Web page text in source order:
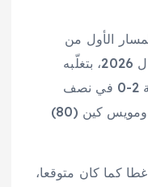
الأول من
الملحق الأوروبي المؤهل إلى مونديال 2026، بتغلّبه
الخميس على ضيفه آيرلندا الشمالية 2-0 في نصف
النهائي. وأحرز ساندرو تونالي (56) ومويس كين (80)
كما كان متوقعا،